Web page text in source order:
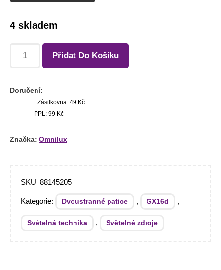
4 skladem
Přidat Do Košíku
Doručení:
Zásilkovna: 49 Kč
PPL: 99 Kč
Značka: Omnilux
SKU: 88145205
Kategorie: Dvoustranné patice , GX16d ,
Světelná technika , Světelné zdroje